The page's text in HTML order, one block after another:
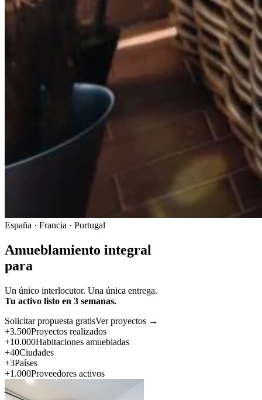
España · Francia · Portugal
Amueblamiento integral
para
Un único interlocutor. Una única entrega.
Tu activo listo en 3 semanas.
Solicitar propuesta gratisVer proyectos →
+3.500Proyectos realizados
+10.000Habitaciones amuebladas
+40Ciudades
+3Países
+1.000Proveedores activos